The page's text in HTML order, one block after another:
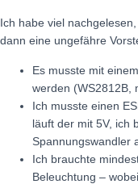
Ich habe viel
dann eine ungefähre
Es musste mit
werden (WS2812B,
Ich musste einen
läuft der mit 5V, ich
Spannungswandler
Ich brauchte
Beleuchtung –